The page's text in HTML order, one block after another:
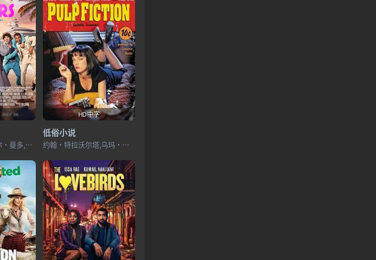
凯文·哈特,迈克尔·曼多,安迪·加西亚,缇雅娜·泰勒,马尔切洛·埃尔南德斯,梅森·古丁,扎克·切利,凯文·杜恩,安娜·加西亚,本·马歇尔,迈克·艾普斯,斯图米·玛雅,乔比·詹姆斯,卡姆·帕特森,Scott Kasics
HD中字
低俗小说
约翰·特拉沃尔塔,乌玛·瑟曼,阿曼达·普拉莫,蒂姆·罗斯,塞缪尔·杰克逊,菲尔·拉马,布鲁斯·威利斯,弗兰克·威利,布尔·斯蒂尔斯,文·瑞姆斯,劳拉·拉芙